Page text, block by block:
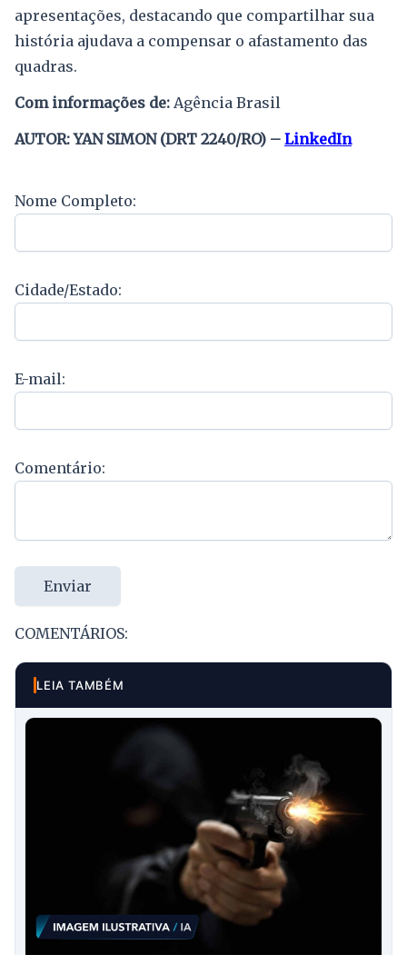
apresentações, destacando que compartilhar sua
história ajudava a compensar o afastamento das
quadras.
Com informações de: Agência Brasil
AUTOR: YAN SIMON (DRT 2240/RO) – LinkedIn
Nome Completo:
Cidade/Estado:
E-mail:
Comentário:
Enviar
COMENTÁRIOS:
LEIA TAMBÉM